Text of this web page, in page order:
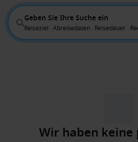
Geben Sie Ihre Suche ein
Reiseziel · Abreisedaten · Reisedauer ·
Wir haben keine